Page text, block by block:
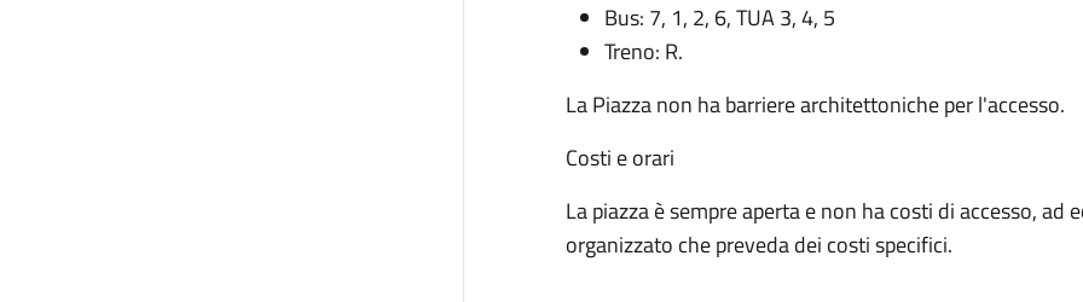
Bus: 7, 1, 2, 6, TUA 3, 4, 5
Treno: R.
La Piazza non ha barriere architettoniche per l'accesso.
Costi e orari
La piazza è sempre aperta e non ha costi di accesso, ad
organizzato che preveda dei costi specifici.